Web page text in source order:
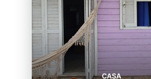
CASA